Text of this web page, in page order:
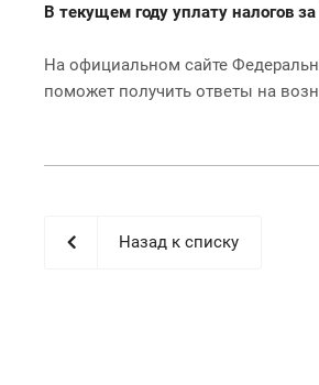
В текущем году уплату налогов
На официальном сайте
поможет получить ответы на
Назад к списку